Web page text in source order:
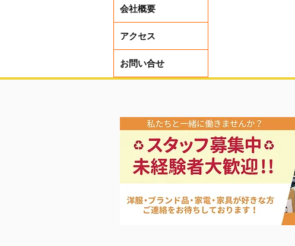
会社概要
アクセス
お問い合せ